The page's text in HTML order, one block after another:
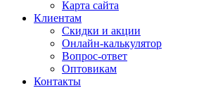
Карта сайта
Клиентам
Скидки и акции
Онлайн-калькулятор
Вопрос-ответ
Оптовикам
Контакты